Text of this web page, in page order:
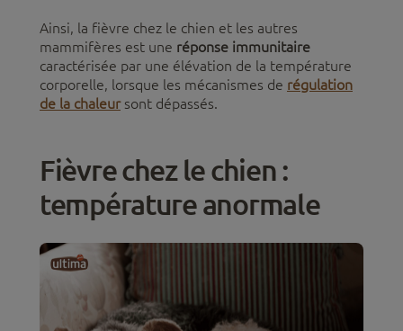
Ainsi, la fièvre chez le chien et les autres
mammifères est une réponse immunitaire
caractérisée par une élévation de la température
corporelle, lorsque les mécanismes de régulation
de la chaleursont dépassés.
Fièvre chez le chien :
température anormale